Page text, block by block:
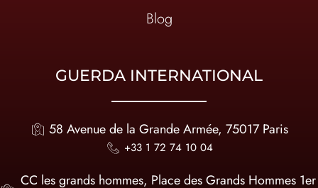
Blog
GUERDA INTERNATIONAL
58 Avenue de la Grande Armée, 75017 Paris
+33 1 72 74 10 04
CC les grands hommes, Place des Grands Hommes 1er